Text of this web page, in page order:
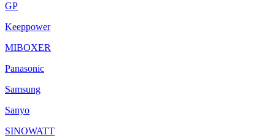
GP
Keeppower
MIBOXER
Panasonic
Samsung
Sanyo
SINOWATT